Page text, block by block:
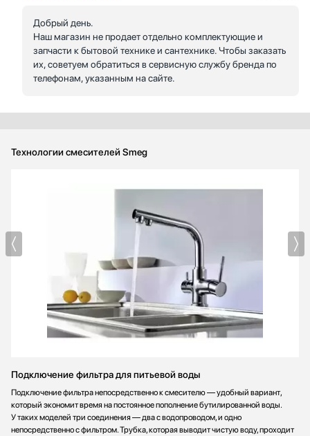
Добрый день.
Наш магазин не продает отдельно комплектующие и
запчасти к бытовой технике и сантехнике. Чтобы заказать
их, советуем обратиться в сервисную службу бренда по
телефонам, указанным на сайте.
Технологии смесителей Smeg
Подключение фильтра для питьевой воды
Подключение фильтра непосредственно к смесителю — удобный вариант,
который экономит время на постоянное пополнение бутилированной воды.
У таких моделей три соединения — два с водопроводом, и одно
непосредственно с фильтром. Трубка, которая выводит чистую воду, проходит